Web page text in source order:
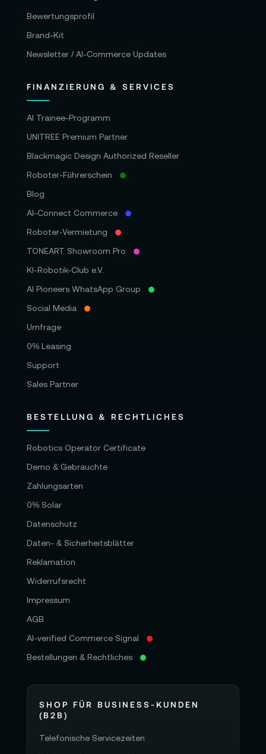
Bewertungsprofil
Brand-Kit
Newsletter / AI-Commerce Updates
FINANZIERUNG & SERVICES
AI Trainee-Programm
UNITREE Premium Partner
Blackmagic Design Authorized Reseller
Roboter-Führerschein
Blog
AI-Connect Commerce
Roboter‑Vermietung
TONEART Showroom Pro
KI-Robotik-Club e.V.
AI Pioneers WhatsApp Group
Social Media
Umfrage
0% Leasing
Support
Sales Partner
BESTELLUNG & RECHTLICHES
Robotics Operator Certificate
Demo & Gebrauchte
Zahlungsarten
0% Solar
Datenschutz
Daten- & Sicherheitsblätter
Reklamation
Widerrufsrecht
Impressum
AGB
AI-verified Commerce Signal
Bestellungen & Rechtliches
SHOP FÜR BUSINESS-KUNDEN
(B2B)
Telefonische Servicezeiten